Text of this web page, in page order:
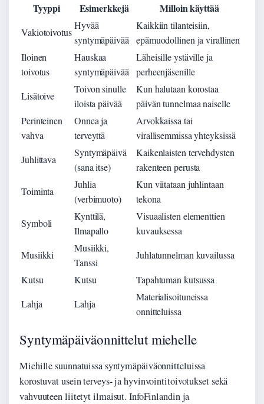
Tyyppi Esimerkkejä Milloin käyttää
Vakiotoivotus
Hyvää
syntymäpäivää
Kaikkiin tilanteisiin,
epämuodollinen ja virallinen
Iloinen
toivotus
Hauskaa
syntymäpäivää
Läheisille ystäville ja
perheenjäsenille
Lisätoive
Toivon sinulle
iloista päivää
Kun halutaan korostaa
päivän tunnelmaa naiselle
Perinteinen
vahva
Onnea ja
terveyttä
Arvokkaissa tai
virallisemmissa yhteyksissä
Juhlittava
Syntymäpäivä
(sana itse)
Kaikenlaisten tervehdysten
rakenteen perusta
Toiminta
Juhlia
(verbimuoto)
Kun viitataan juhlintaan
tekona
Symboli
Kynttilä,
Ilmapallo
Visuaalisten elementtien
kuvauksessa
Musiikki
Musiikki,
Tanssi
Juhlatunnelman kuvailussa
Kutsu
Kutsu
Tapahtuman kutsussa
Lahja
Lahja
Materialisoituneissa
onnitteluissa
Syntymäpäiväonnittelut miehelle
Miehille suunnatuissa syntymäpäiväonnitteluissa
korostuvat usein terveys- ja hyvinvointitoivotukset sekä
vahvuuteen liitetyt ilmaisut. InfoFinlandin ja